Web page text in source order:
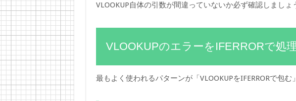
VLOOKUP自体の引数が間違っていないか必ず確認しましょ
VLOOKUPのエラーをIFERRORで処
最もよく使われるパターンが「VLOOKUPをIFERRORで包む